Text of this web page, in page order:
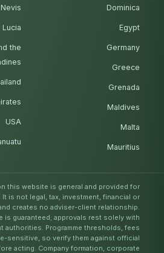
Dominica
Egypt
Germany
Greece
Grenada
Maldives
Malta
Mauritius
Lucia
the
USA
this website is general and provided for
is not legal, tax, investment, financial or
creates no adviser-client relationship.
is guaranteed; approvals rest solely with
authorities. Programme thresholds, fees
sensitive, so verify them against official
acting. Company formation, corporate